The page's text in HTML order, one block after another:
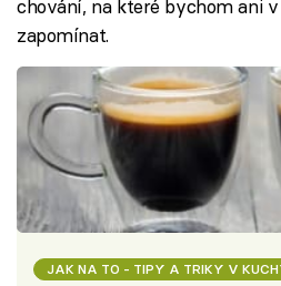
chování, na které bychom ani
zapomínat.
JAK NA TO - TIPY A TRIKY V